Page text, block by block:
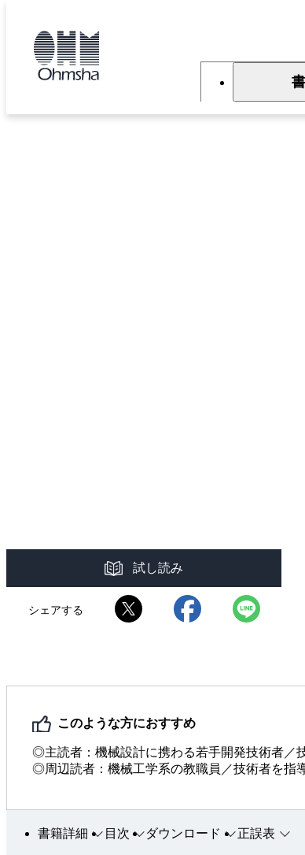
試し読み
シェアする
このような方におすすめ
◎主読者：機械設計に携わる若手開発技術者／
◎周辺読者：機械工学系の教職員／技術者を指
書籍詳細 目次 ダウンロード 正誤表